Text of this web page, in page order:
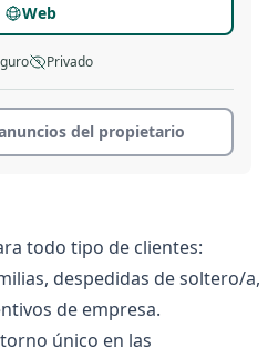
todo tipo de clientes:
despedidas de soltero/a,
de empresa.
único en las
Web
Privado
del propietario